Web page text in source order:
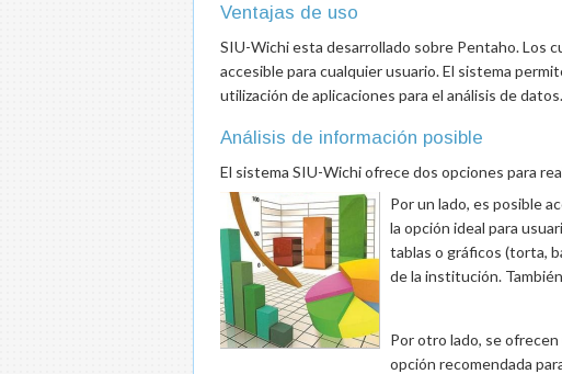
Ventajas de uso
SIU-Wichi esta desarrollado sobre Pentaho. Los
accesible para cualquier usuario. El sistema
utilización de aplicaciones para el análisis de datos.
Análisis de información posible
El sistema SIU-Wichi ofrece dos opciones para
Por un lado, es posible
la opción ideal para
tablas o gráficos (torta,
de la institución.
Por otro lado, se
opción recomendada